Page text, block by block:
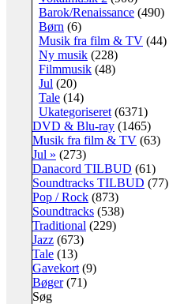
Barok/Renaissance (490)
Børn (6)
Musik fra film & TV (44)
Ny musik (228)
Filmmusik (48)
Jul (20)
Tale (14)
Ukategoriseret (6371)
DVD & Blu-ray (1465)
Musik fra film & TV (63)
Jul » (273)
Danacord TILBUD (61)
Soundtracks TILBUD (77)
Pop / Rock (873)
Soundtracks (538)
Traditional (229)
Jazz (673)
Tale (13)
Gavekort (9)
Bøger(71)
Søg